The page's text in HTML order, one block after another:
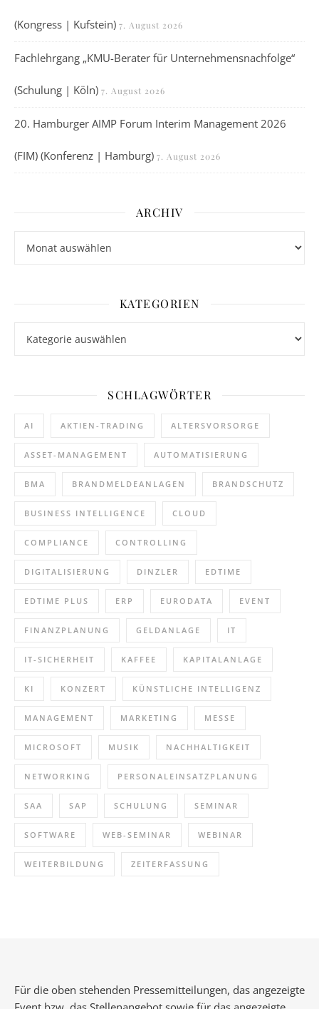
(Kongress | Kufstein) 7. August 2026
Fachlehrgang „KMU-Berater für Unternehmensnachfolge“
(Schulung | Köln) 7. August 2026
20. Hamburger AIMP Forum Interim Management 2026
(FIM) (Konferenz | Hamburg) 7. August 2026
ARCHIV
KATEGORIEN
SCHLAGWÖRTER
AI AKTIEN-TRADING ALTERSVORSORGE
ASSET-MANAGEMENT AUTOMATISIERUNG
BMA BRANDMELDEANLAGEN BRANDSCHUTZ
BUSINESS INTELLIGENCE CLOUD
COMPLIANCE CONTROLLING
DIGITALISIERUNG DINZLER EDTIME
EDTIME PLUS ERP EURODATA EVENT
FINANZPLANUNG GELDANLAGE IT
IT-SICHERHEIT KAFFEE KAPITALANLAGE
KI KONZERT KÜNSTLICHE INTELLIGENZ
MANAGEMENT MARKETING MESSE
MICROSOFT MUSIK NACHHALTIGKEIT
NETWORKING PERSONALEINSATZPLANUNG
SAA SAP SCHULUNG SEMINAR
SOFTWARE WEB-SEMINAR WEBINAR
WEITERBILDUNG ZEITERFASSUNG
Für die oben stehenden Pressemitteilungen, das angezeigte